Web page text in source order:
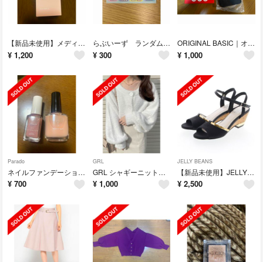
【新品未使用】メディキューブ コラーゲンナイトラッピングマスク
¥ 1,200
らぶいーず ランダムシール第3弾 ファミマ
¥ 300
ORIGINAL BASIC｜オリジナルベーシック ポータブルDVDドライブ C
¥ 1,000
Parado
ネイルファンデーション セット
¥ 700
GRL
GRL シャギーニットショート丈カーディガン[kz156]
¥ 1,000
JELLY BEANS
【新品未使用】JELLY BEANS ゴールドラインコルクウェッジサンダル
¥ 2,500